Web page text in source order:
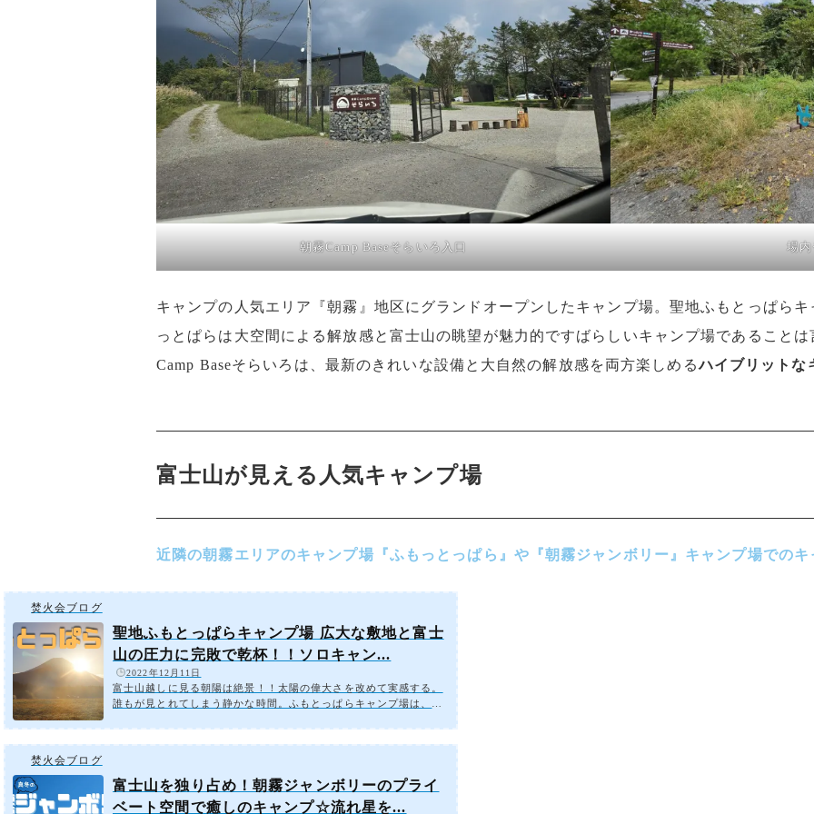
朝霧Camp Baseそらいろ入口 場内
キャンプの人気エリア『朝霧』地区にグランドオープンしたキャンプ場。聖地ふもとっぱら
っとぱらは大空間による解放感と富士山の眺望が魅力的ですばらしいキャンプ場であること
Camp Baseそらいろは、最新のきれいな設備と大自然の解放感を両方楽しめるハイブリットな
富士山が見える人気キャンプ場
近隣の朝霧エリアのキャンプ場『ふもっとっぱら』や『朝霧ジャンボリー』キャンプ場でのキ
焚火会ブログ
聖地ふもとっぱらキャンプ場 広大な敷地と富士
山の圧力に完敗で乾杯！！ソロキャン...
️2022年12月11日
富士山越しに見る朝陽は絶景！！太陽の偉大さを改めて実感する。
誰もが見とれてしまう静かな時間。ふもとっぱらキャンプ場は、富
ンプでは、手のかかる子供たちと、虫やトイレなどの不安要素を気
にする妻がいるため、なるべく高規格なキャンプ場を選んでいまし
たが、この度日頃...
焚火会ブログ
富士山を独り占め！朝霧ジャンボリーのプライ
ベート空間で癒しのキャンプ☆流れ星を...